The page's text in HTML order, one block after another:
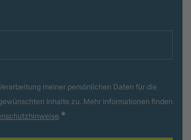
meiner persönlichen Daten für die
Inhalte zu. Mehr Informationen finden
*